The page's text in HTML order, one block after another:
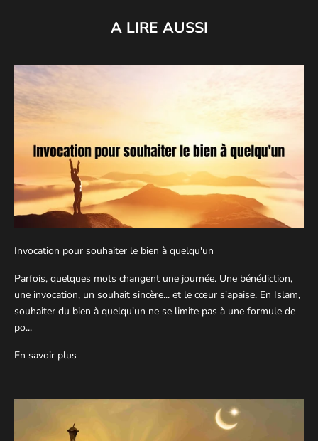
A LIRE AUSSI
Invocation pour souhaiter le bien à quelqu'un
Parfois, quelques mots changent une journée. Une bénédiction,
une invocation, un souhait sincère... et le cœur s'apaise. En Islam,
souhaiter du bien à quelqu'un ne se limite pas à une formule de
po...
En savoir plus